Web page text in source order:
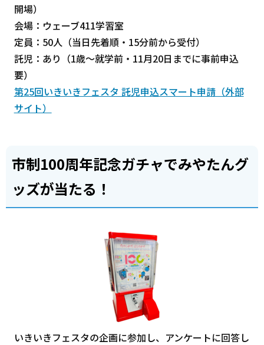
開場）
会場：ウェーブ411学習室
定員：50人（当日先着順・15分前から受付）
託児：あり（1歳～就学前・11月20日までに事前申込
要）
第25回いきいきフェスタ 託児申込スマート申請（外部
サイト）
市制100周年記念ガチャでみやたんグ
ッズが当たる！
いきいきフェスタの企画に参加し、アンケートに回答し